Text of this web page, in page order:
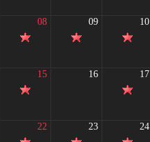
08 09 10
15 16 17
22 23 24